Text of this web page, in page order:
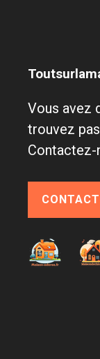
Vous avez
trouvez
Contactez-
CONTACT